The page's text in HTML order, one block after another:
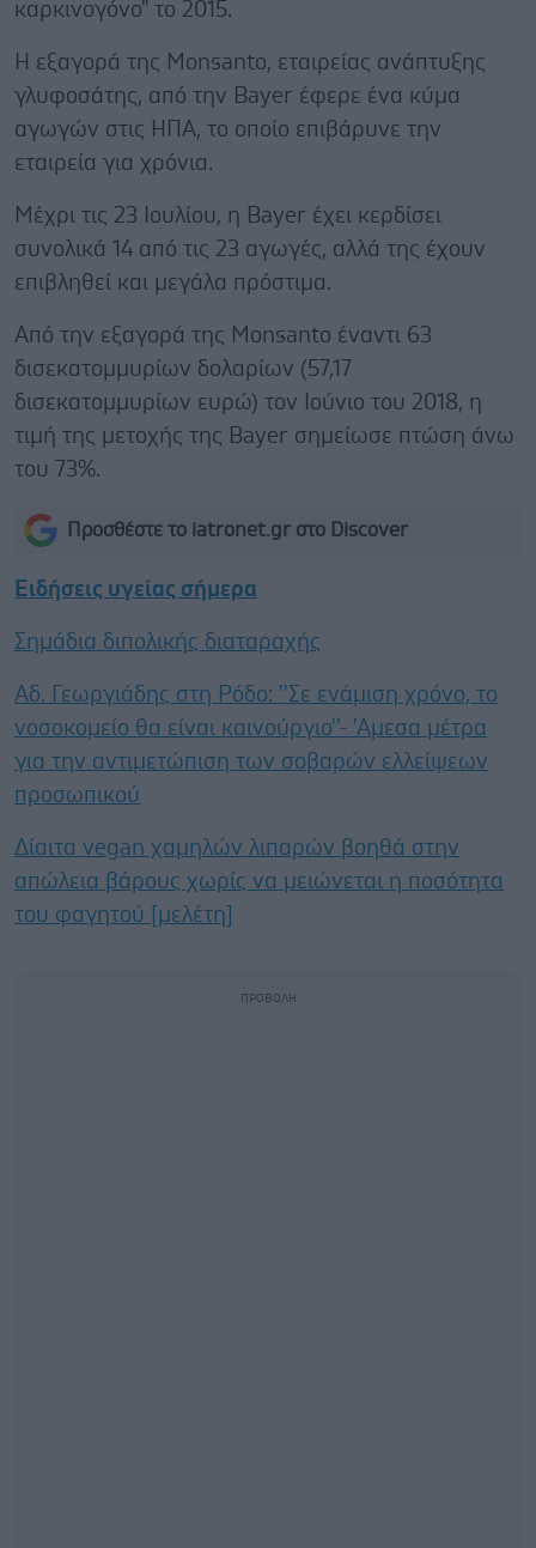
καρκινογόνο" το 2015.
Η εξαγορά της Monsanto, εταιρείας ανάπτυξης
γλυφοσάτης, από την Bayer έφερε ένα κύμα
αγωγών στις ΗΠΑ, το οποίο επιβάρυνε την
εταιρεία για χρόνια.
Μέχρι τις 23 Ιουλίου, η Bayer έχει κερδίσει
συνολικά 14 από τις 23 αγωγές, αλλά της έχουν
επιβληθεί και μεγάλα πρόστιμα.
Από την εξαγορά της Monsanto έναντι 63
δισεκατομμυρίων δολαρίων (57,17
δισεκατομμυρίων ευρώ) τον Ιούνιο του 2018, η
τιμή της μετοχής της Bayer σημείωσε πτώση άνω
του 73%.
Προσθέστε το iatronet.gr στο Discover
Ειδήσεις υγείας σήμερα
Σημάδια διπολικής διαταραχής
Αδ. Γεωργιάδης στη Ρόδο: ''Σε ενάμιση χρόνο, το
νοσοκομείο θα είναι καινούργιο''- 'Αμεσα μέτρα
για την αντιμετώπιση των σοβαρών ελλείψεων
προσωπικού
Δίαιτα vegan χαμηλών λιπαρών βοηθά στην
απώλεια βάρους χωρίς να μειώνεται η ποσότητα
του φαγητού [μελέτη]